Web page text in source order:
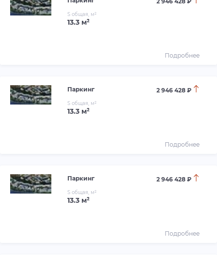
S общая, м²
13.3 м²
Подробнее
Паркинг 2 946 428 ₽
S общая, м²
13.3 м²
Подробнее
Паркинг 2 946 428 ₽
S общая, м²
13.3 м²
Подробнее